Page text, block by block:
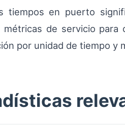
tiempos en puerto
métricas de servicio
por unidad de tiempo y